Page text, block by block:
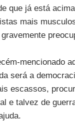
que já está
mais
mencionado
será a
escassos,
e talvez de